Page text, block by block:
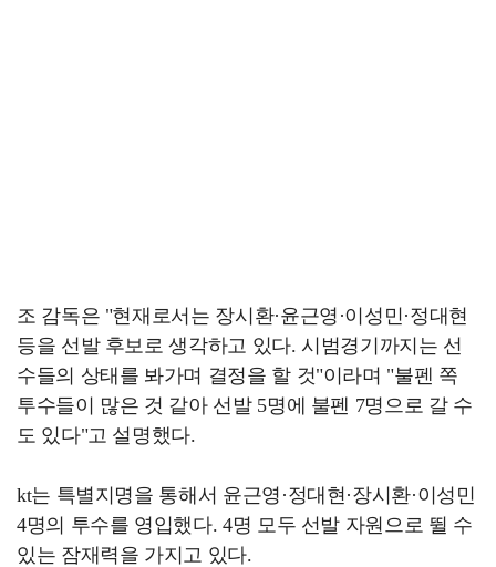
조 감독은 "현재로서는 장시환·윤근영·이성민·정대현
등을 선발 후보로 생각하고 있다. 시범경기까지는 선
수들의 상태를 봐가며 결정을 할 것"이라며 "불펜 쪽
투수들이 많은 것 같아 선발 5명에 불펜 7명으로 갈 수
도 있다"고 설명했다.
kt는 특별지명을 통해서 윤근영·정대현·장시환·이성민
4명의 투수를 영입했다. 4명 모두 선발 자원으로 뛸 수
있는 잠재력을 가지고 있다.